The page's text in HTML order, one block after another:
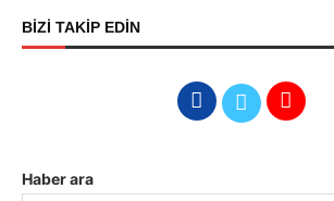
BİZİ TAKİP EDİN
Haber ara